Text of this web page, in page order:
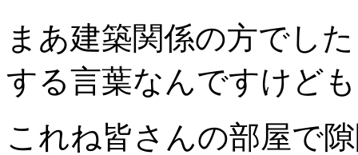
まあ建築関係の方でし
する言葉なんですけど
これね皆さんの部屋で